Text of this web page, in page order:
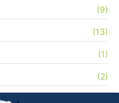
(9)
(13)
(1)
(2)